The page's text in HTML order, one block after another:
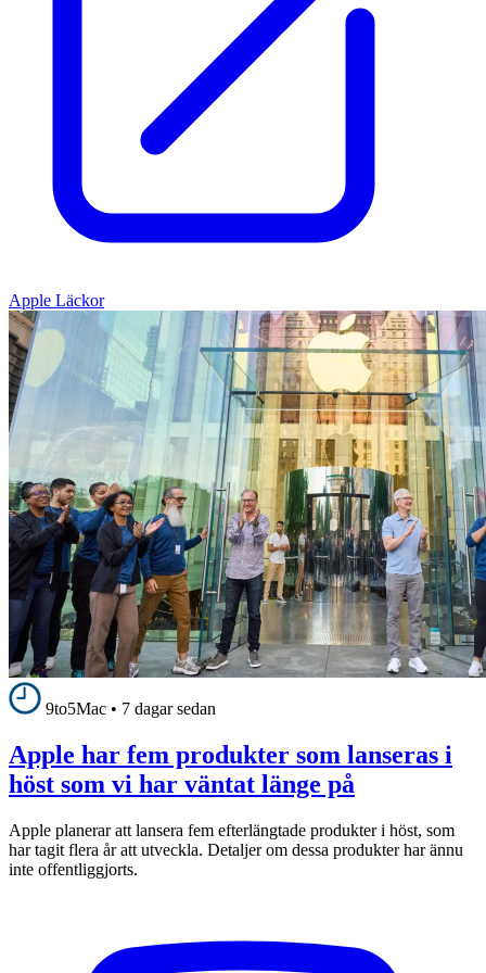
Apple Läckor
9to5Mac • 7 dagar sedan
Apple har fem produkter som lanseras i
höst som vi har väntat länge på
Apple planerar att lansera fem efterlängtade produkter i höst, som
har tagit flera år att utveckla. Detaljer om dessa produkter har ännu
inte offentliggjorts.